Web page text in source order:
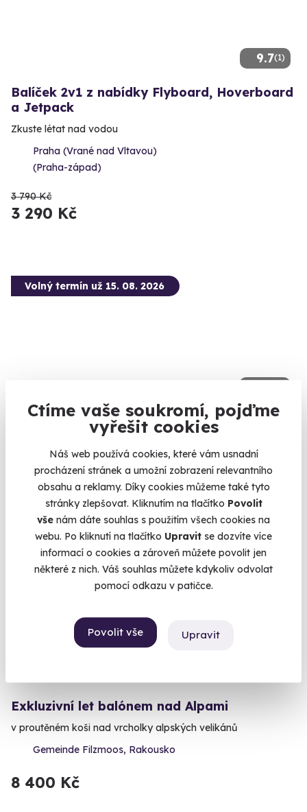
Ctíme vaše soukromí, pojďme
vyřešit cookies
Náš web používá cookies, které vám usnadní
procházení stránek a umožní zobrazení relevantního
obsahu a reklamy. Díky cookies můžeme také tyto
stránky zlepšovat. Kliknutím na tlačítko Povolit
vše nám dáte souhlas s použitím všech cookies na
webu. Po kliknutí na tlačítko Upravit se dozvíte více
informací o cookies a zároveň můžete povolit jen
některé z nich. Váš souhlas můžete kdykoliv odvolat
pomocí odkazu v patičce.
Povolit vše Upravit
9.7(1)
Balíček 2v1 z nabídky Flyboard, Hoverboard
a Jetpack
Zkuste létat nad vodou
Praha (Vrané nad Vltavou)
(Praha-západ)
3 790 Kč
3 290 Kč
Volný termín už 15. 08. 2026
Jízda ve Fordu Mustang Dark Horse 5.0 V8
Praha (+ 2 další lokality)
1 550 Kč
Exkluzivní let balónem nad Alpami
v proutěném koši nad vrcholky alpských velikánů
Gemeinde Filzmoos, Rakousko
8 400 Kč